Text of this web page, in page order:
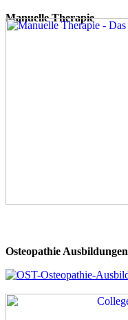
Manuelle Therapie
Osteopathie Ausbildungen